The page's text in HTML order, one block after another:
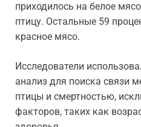
приходилось на белое
птицу. Остальные 59
красное мясо.
Исследователи
анализ для поиска связи
птицы и смертностью,
факторов, таких как